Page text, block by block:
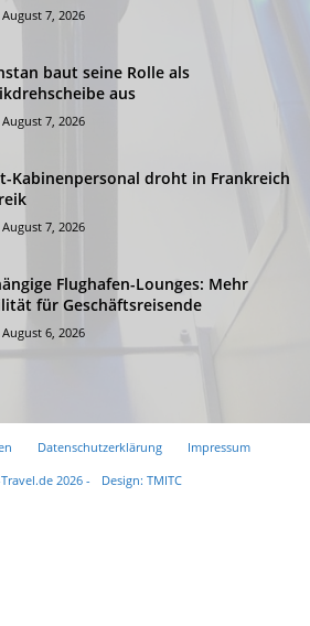
August 7, 2026
baut seine Rolle als
aus
August 7, 2026
Kabinenpersonal droht in Frankreich
August 7, 2026
Flughafen-Lounges: Mehr
für Geschäftsreisende
August 6, 2026
Datenschutzerklärung
Impressum
2026 -
Design: TMITC